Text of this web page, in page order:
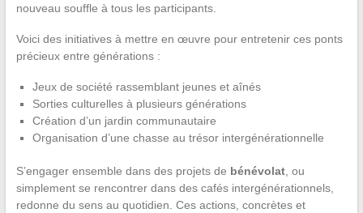
nouveau souffle à tous les participants.
Voici des initiatives à mettre en œuvre pour entretenir ces ponts
précieux entre générations :
Jeux de société rassemblant jeunes et aînés
Sorties culturelles à plusieurs générations
Création d’un jardin communautaire
Organisation d’une chasse au trésor intergénérationnelle
S’engager ensemble dans des projets de bénévolat, ou
simplement se rencontrer dans des cafés intergénérationnels,
redonne du sens au quotidien. Ces actions, concrètes et